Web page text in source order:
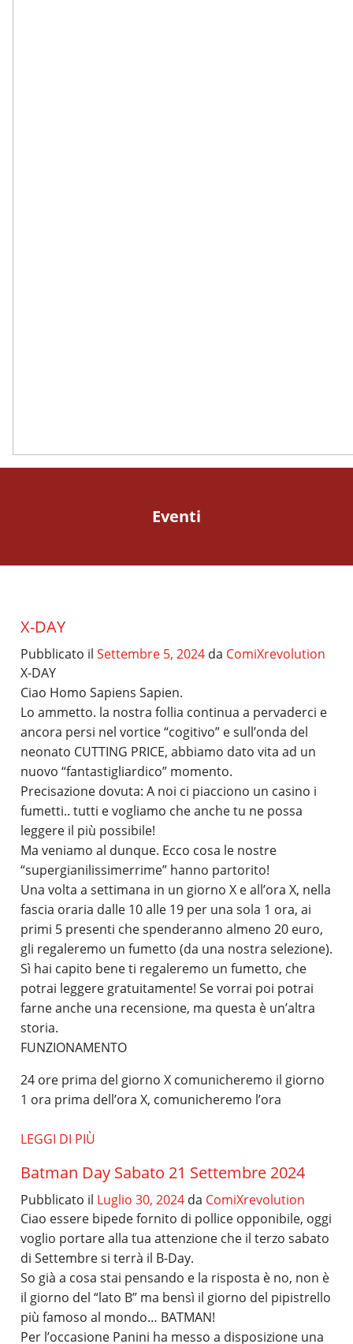
Eventi
X-DAY
Pubblicato il Settembre 5, 2024 da ComiXrevolution
X-DAY
Ciao Homo Sapiens Sapien.
Lo ammetto. la nostra follia continua a pervaderci e
ancora persi nel vortice “cogitivo” e sull’onda del
neonato CUTTING PRICE, abbiamo dato vita ad un
nuovo “fantastigliardico” momento.
Precisazione dovuta: A noi ci piacciono un casino i
fumetti.. tutti e vogliamo che anche tu ne possa
leggere il più possibile!
Ma veniamo al dunque. Ecco cosa le nostre
“supergianilissimerrime” hanno partorito!
Una volta a settimana in un giorno X e all’ora X, nella
fascia oraria dalle 10 alle 19 per una sola 1 ora, ai
primi 5 presenti che spenderanno almeno 20 euro,
gli regaleremo un fumetto (da una nostra selezione).
Sì hai capito bene ti regaleremo un fumetto, che
potrai leggere gratuitamente! Se vorrai poi potrai
farne anche una recensione, ma questa è un’altra
storia.
FUNZIONAMENTO
24 ore prima del giorno X comunicheremo il giorno
1 ora prima dell’ora X, comunicheremo l’ora
LEGGI DI PIÙ
Batman Day Sabato 21 Settembre 2024
Pubblicato il Luglio 30, 2024 da ComiXrevolution
Ciao essere bipede fornito di pollice opponibile, oggi
voglio portare alla tua attenzione che il terzo sabato
di Settembre si terrà il B-Day.
So già a cosa stai pensando e la risposta è no, non è
il giorno del “lato B” ma bensì il giorno del pipistrello
più famoso al mondo… BATMAN!
Per l’occasione Panini ha messo a disposizione una